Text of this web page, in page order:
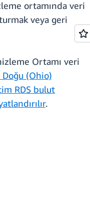
ortamında veri
veya geri
Ortamı veri
Doğu (Ohio)
RDS bulut
.